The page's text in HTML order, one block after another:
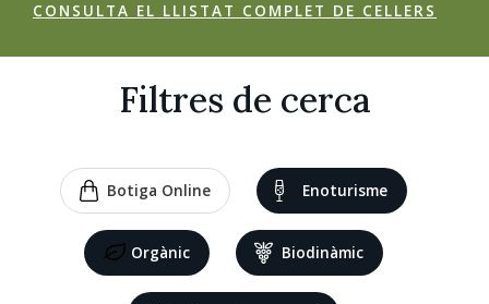
CONSULTA EL LLISTAT COMPLET DE CELLERS
Filtres de cerca
Botiga Online Enoturisme
Orgànic Biodinàmic